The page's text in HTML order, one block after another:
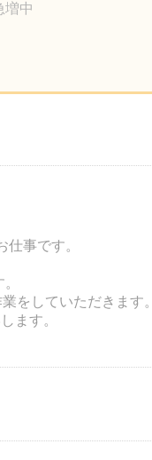
増中
事です。
をしていただきます。
ます。